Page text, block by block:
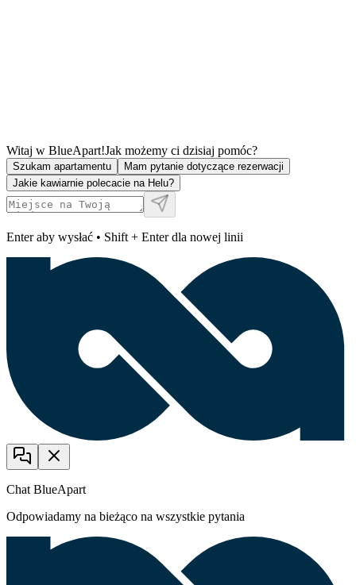
Witaj w BlueApart!Jak możemy ci dzisiaj pomóc?
Szukam apartamentu
Mam pytanie dotyczące rezerwacji
Jakie kawiarnie polecacie na Helu?
Enter aby wysłać • Shift + Enter dla nowej linii
Chat BlueApart
Odpowiadamy na bieżąco na wszystkie pytania